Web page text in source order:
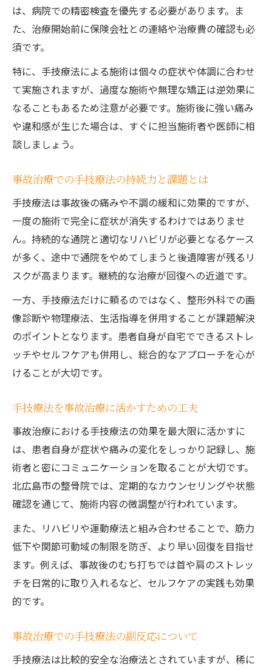
は、病院での精密検査を優先する必要があります。ま
た、治療開始前に保険会社との連絡や治療費の確認も必
須です。
特に、手技療法による施術は個々の症状や体調に合わせ
て実施されますが、過度な施術や無理な矯正は逆効果に
なることもあるため注意が必要です。施術後に強い痛み
や違和感が生じた場合は、すぐに担当施術者や医師に相
談しましょう。
事故治療での手技療法の持続力と課題とは
手技療法は事故後の痛みや不調の緩和に効果的ですが、
一度の施術で完全に症状が消失するわけではありませ
ん。持続的な通院と適切なリハビリが必要となるケース
が多く、途中で通院をやめてしまうと後遺障害が残るリ
スクが高まります。継続的な治療が回復への近道です。
一方、手技療法だけに頼るのではなく、整形外科での画
像診断や物理療法、生活指導を併用することが課題解決
のポイントとなります。患者自身が自宅でできるストレ
ッチやセルフケアも併用し、総合的なアプローチを心が
けることが大切です。
手技療法を事故治療に活かすための工夫
事故治療における手技療法の効果を最大限に活かすに
は、患者自身が症状や痛みの変化をしっかり記録し、施
術者と密にコミュニケーションを取ることが大切です。
北広島市の整骨院では、定期的なカウンセリングや状態
確認を通じて、施術内容の微調整が行われています。
また、リハビリや運動療法と組み合わせることで、筋力
低下や関節可動域の制限を防ぎ、より早い回復を目指せ
ます。例えば、事故後のむち打ちでは首や肩のストレッ
チを日常的に取り入れるなど、セルフケアの実践も効果
的です。
事故治療での手技療法の副反応について
手技療法は比較的安全な治療法とされていますが、稀に